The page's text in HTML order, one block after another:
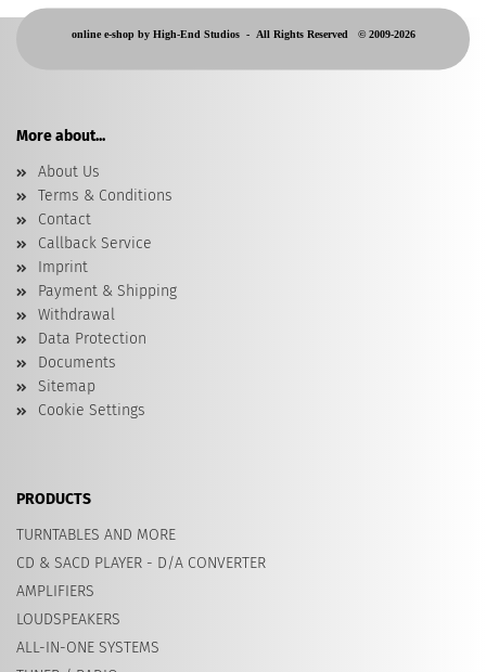
online e-shop by High-End Studios - All Rights Reserved © 2009-2026
More about...
About Us
Terms & Conditions
Contact
Callback Service
Imprint
Payment & Shipping
Withdrawal
Data Protection
Documents
Sitemap
Cookie Settings
PRODUCTS
TURNTABLES AND MORE
CD & SACD PLAYER - D/A CONVERTER
AMPLIFIERS
LOUDSPEAKERS
ALL-IN-ONE SYSTEMS